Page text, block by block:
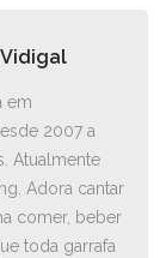
em
2007 a
Atualmente
Adora cantar
comer, beber
toda garrafa